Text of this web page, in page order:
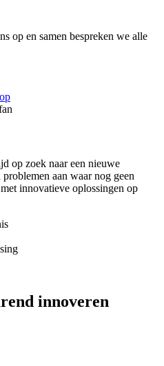
op en samen bespreken we alle
op zoek naar een nieuwe
aan waar nog geen
innovatieve oplossingen op
innoveren